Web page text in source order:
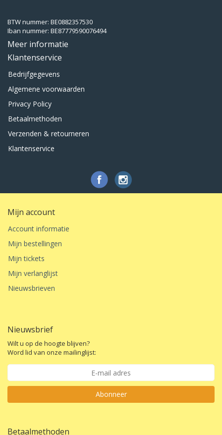
BTW nummer: BE0882357530
Iban nummer: BE87779590076494
Meer informatie
Klantenservice
Bedrijfgegevens
Algemene voorwaarden
Privacy Policy
Betaalmethoden
Verzenden & retourneren
Klantenservice
Mijn account
Account informatie
Mijn bestellingen
Mijn tickets
Mijn verlanglijst
Nieuwsbrieven
Nieuwsbrief
Wilt u op de hoogte blijven?
Word lid van onze mailinglijst:
Abonneer
Betaalmethoden